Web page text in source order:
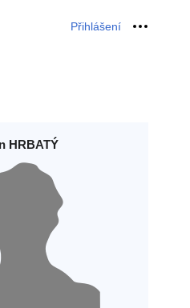
Přihlášení Osobní
HRBATÝ